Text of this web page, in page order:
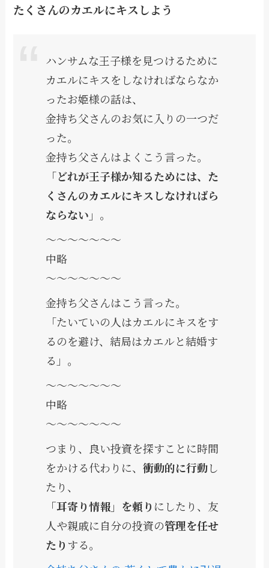
たくさんのカエルにキスしよう
ハンサムな王子様を見つけるために
カエルにキスをしなければならなか
ったお姫様の話は、
金持ち父さんのお気に入りの一つだ
った。
金持ち父さんはよくこう言った。
「どれが王子様か知るためには、た
くさんのカエルにキスしなければら
ならない」 。
〜〜〜〜〜〜〜
中略
〜〜〜〜〜〜〜
金持ち父さんはこう言った。
「たいていの人はカエルにキスをす
るのを避け、結局はカエルと結婚す
る」。
〜〜〜〜〜〜〜
中略
〜〜〜〜〜〜〜
つまり、良い投資を探すことに時間
をかける代わりに、衝動的に行動し
たり、
「耳寄り情報」を頼り にしたり、友
人や親戚に自分の投資の管理を任せ
たり する。